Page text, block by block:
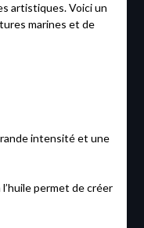
artistiques. Voici un
marines et de
intensité et une
permet de créer